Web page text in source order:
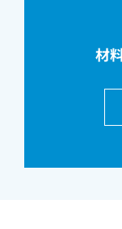
材